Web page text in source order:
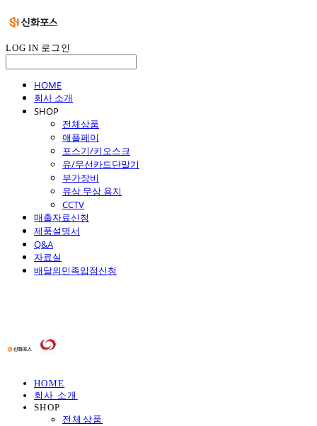
LOG IN 로그인
HOME
회사 소개
SHOP
전체상품
애플페이
포스기/키오스크
유/무선카드단말기
부가장비
유상 무상 용지
CCTV
매출자료신청
제품설명서
Q&A
자료실
배달의민족입점신청
HOME
회사 소개
SHOP
전체상품